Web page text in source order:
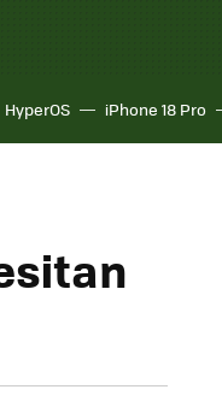
HyperOS iPhone 18 Pro